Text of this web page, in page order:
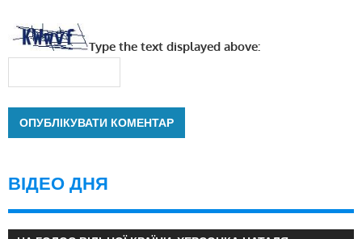
Type the text displayed above:
ВІДЕО ДНЯ